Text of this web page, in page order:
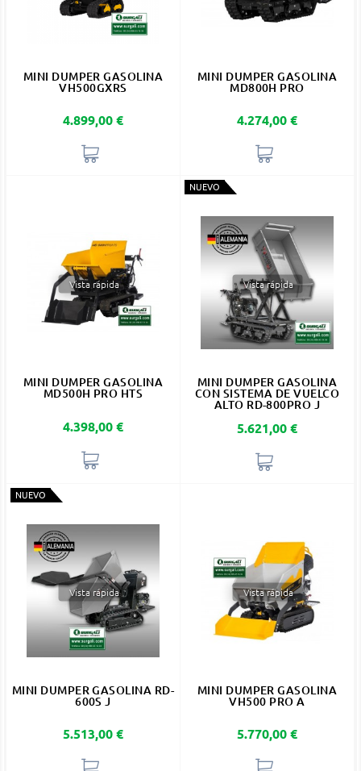
MINI DUMPER GASOLINA
VH500GXRS
Precio
4.899,00 €
MINI DUMPER GASOLINA
MD800H PRO
Precio
4.274,00 €
Vista rápida
MINI DUMPER GASOLINA
MD500H PRO HTS
Precio
4.398,00 €
NUEVO
Vista rápida
MINI DUMPER GASOLINA
CON SISTEMA DE VUELCO
ALTO RD-800PRO J
Precio
5.621,00 €
NUEVO
Vista rápida
MINI DUMPER GASOLINA RD-
600S J
Precio
5.513,00 €
Vista rápida
MINI DUMPER GASOLINA
VH500 PRO A
Precio
5.770,00 €